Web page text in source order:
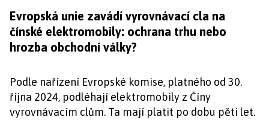
Evropská unie zavádí vyrovnávací cla na
čínské elektromobily: ochrana trhu nebo
hrozba obchodní války?
Podle nařízení Evropské komise, platného od 30.
října 2024, podléhají elektromobily z Číny
vyrovnávacím clům. Ta mají platit po dobu pěti let.